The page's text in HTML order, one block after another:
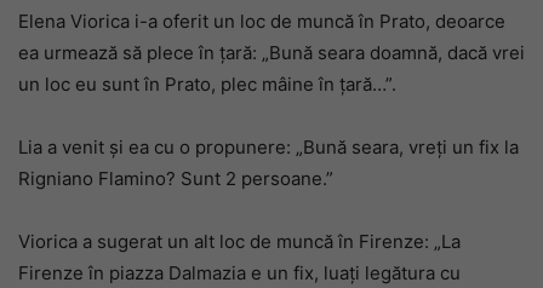
Elena Viorica i-a oferit un loc de muncă în Prato, deoarce
ea urmează să plece în țară: „Bună seara doamnă, dacă vrei
un loc eu sunt în Prato, plec mâine în țară…”.
Lia a venit și ea cu o propunere: „Bună seara, vreți un fix la
Rigniano Flamino? Sunt 2 persoane.”
Viorica a sugerat un alt loc de muncă în Firenze: „La
Firenze în piazza Dalmazia e un fix, luați legătura cu